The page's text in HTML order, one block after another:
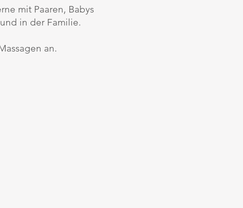
mit Paaren, Babys
in der Familie.
an.